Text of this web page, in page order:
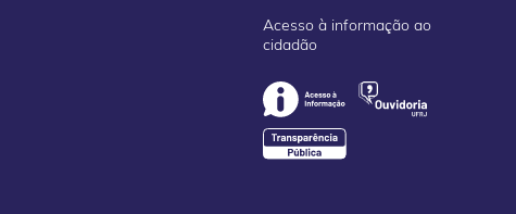
Acesso à informação ao
cidadão